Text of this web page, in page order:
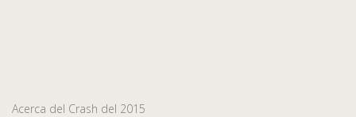
Acerca del Crash del 2015